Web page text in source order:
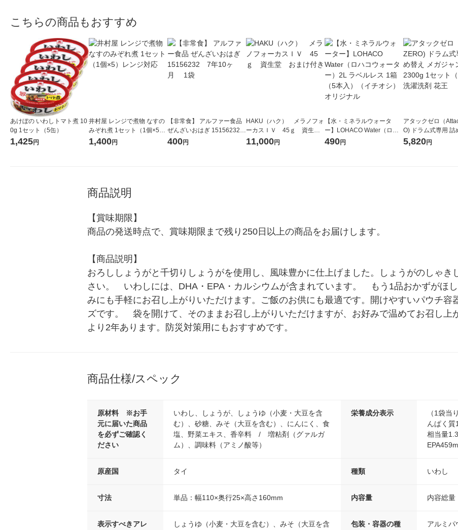
こちらの商品もおすすめ
あけぼの いわしトマト煮 10
0g 1セット（5缶）
1,425円
井村屋 レンジで煮物 なすの
みぞれ煮 1セット（1個×5）
レンジ対応
1,400円
【非常食】 アルファー食品
ぜんざいおはぎ 15156232
7年10ヶ月 1袋
400円
HAKU（ハク） メラノフォ
ーカスＩＶ 45ｇ 資生
堂 おまけ付き
11,000円
【水・ミネラルウォータ
ー】LOHACO Water（ロハ
コウォーター）2L ラベルレ
490円
アタックゼロ（
O) ドラム式専用 詰
ガジャンボ 2300g 1
5,820円
商品説明
【賞味期限】
商品の発送時点で、賞味期限まで残り250日以上の商品をお届けします。
【商品説明】
おろししょうがと千切りしょうがを使用し、風味豊かに仕上げました。しょうがのしゃき
さい。　いわしには、DHA・EPA・カルシウムが含まれています。　もう1品おかずがほ
みにも手軽にお召し上がりいただけます。ご飯のお供にも最適です。開けやすいパウチ容
ズです。　袋を開けて、そのままお召し上がりいただけますが、お好みで温めてお召し上
より2年あります。防災対策用にもおすすめです。
商品仕様/スペック
原材料 ※お手
元に届いた商品
を必ずご確認く
ださい
いわし、しょうが、しょうゆ（小麦・大豆を含
む）、砂糖、みそ（大豆を含む）、にんにく、食
塩、野菜エキス、香辛料 / 増粘剤（グァルガ
ム）、調味料（アミノ酸等）
栄養成分表示
（1袋当
んぱく質
相当量
原産国 タイ 種類 いわし
寸法 単品：幅110×奥行25×高さ160mm 内容量 内容総量
表示すべきアレ
しょうゆ（小麦・大豆を含む）、みそ（大豆を含
包装・容器の種
アルミパ